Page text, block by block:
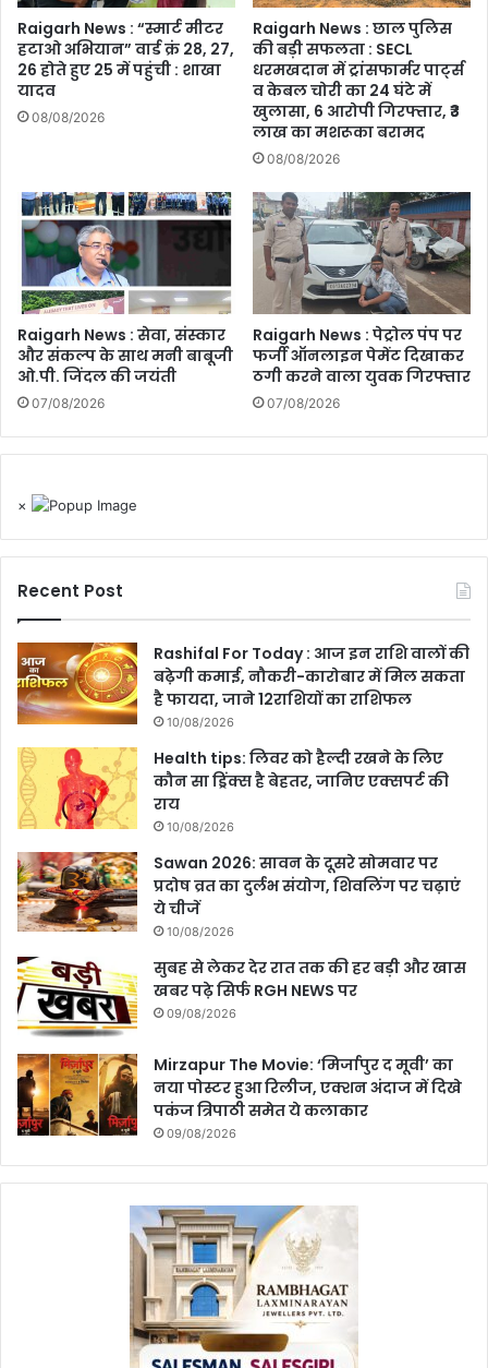
Raigarh News : “स्मार्ट मीटर
हटाओ अभियान” वार्ड क्रं 28, 27,
26 होते हुए 25 में पहुंची : शाखा
यादव
08/08/2026
Raigarh News : छाल पुलिस
की बड़ी सफलता : SECL
धरमखदान में ट्रांसफार्मर पार्ट्स
व केबल चोरी का 24 घंटे में
खुलासा, 6 आरोपी गिरफ्तार, ₹3
लाख का मशरूका बरामद
08/08/2026
Raigarh News : सेवा, संस्कार
और संकल्प के साथ मनी बाबूजी
ओ.पी. जिंदल की जयंती
07/08/2026
Raigarh News : पेट्रोल पंप पर
फर्जी ऑनलाइन पेमेंट दिखाकर
ठगी करने वाला युवक गिरफ्तार
07/08/2026
×
Recent Post
Rashifal For Today : आज इन राशि वालों की
बढ़ेगी कमाई, नौकरी-कारोबार में मिल सकता
है फायदा, जाने 12राशियों का राशिफल
10/08/2026
Health tips: लिवर को हैल्दी रखने के लिए
कौन सा ड्रिंक्स है बेहतर, जानिए एक्सपर्ट की
राय
10/08/2026
Sawan 2026: सावन के दूसरे सोमवार पर
प्रदोष व्रत का दुर्लभ संयोग, शिवलिंग पर चढ़ाएं
ये चीजें
10/08/2026
सुबह से लेकर देर रात तक की हर बड़ी और खास
खबर पढ़े सिर्फ RGH NEWS पर
09/08/2026
Mirzapur The Movie: ‘मिर्जापुर द मूवी’ का
नया पोस्टर हुआ रिलीज, एक्शन अंदाज में दिखे
पकंज त्रिपाठी समेत ये कलाकार
09/08/2026